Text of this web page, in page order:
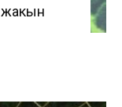
жакын